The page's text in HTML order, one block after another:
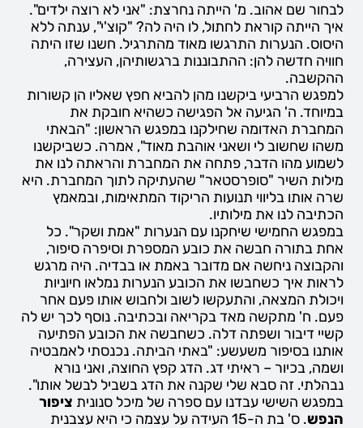
לבחור שם אהוב. מ' הייתה נחרצת: "אני לא רוצה ילדים".
איך הייתה קוראת לחתול, לו היה לה? "קוצ'י", ענתה ללא
היסוס. הנערות התרגשו מאוד מהתרגיל. חשנו שזו היתה
חוויה חדשה להן: ההתבוננות ברגשותיהן, העצירה,
ההקשבה.
למפגש הרביעי ביקשנו מהן להביא חפץ שאליו הן קשורות
במיוחד. ה' הגיעה אל הפגישה כשהיא חובקת את
המחברת האדומה שחילקנו במפגש הראשון: "הבאתי
משהו שחשוב לי ושאני אוהבת מאוד", אמרה. כשביקשנו
לשמוע מהו הדבר, פתחה את המחברת והראתה לנו את
מילות השיר "סופרסטאר" שהעתיקה לתוך המחברת. היא
שרה אותו בליווי תנועות הריקוד המתאימות, ובמאמץ
הכתיבה לנו את מילותיו.
במפגש החמישי שיחקנו עם הנערות "אמת ושקר". כל
אחת בתורה חבשה את כובע המספרת וסיפרה סיפור,
והקבוצה ניחשה אם מדובר באמת או בבדיה. היה מרגש
לראות איך כשחבשו את הכובע הנערות נמלאו חיוניות
ויכולת המצאה, והתעקשו לשוב ולחבוש אותו פעם אחר
פעם. ח' מתקשה מאד בקריאה ובכתיבה. נוסף לכך יש לה
קשיי דיבור ושפתה דלה. כשחבשה את הכובע הפתיעה
אותנו בסיפור משעשע: "באתי הביתה. נכנסתי לאמבטיה
ושמה, בכיור – ראיתי דג. הדג קפץ החוצה, ואני נורא
נבהלתי. זה סבא שלי שקנה את הדג בשביל לבשל אותו".
במפגש השישי עבדנו עם ספרה של מיכל סנונית ציפור
הנפש
. ס' בת ה-15 העידה על עצמה כי היא עצבנית